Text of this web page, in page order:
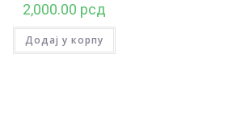
2,000.00 рсд
Додај у корпу